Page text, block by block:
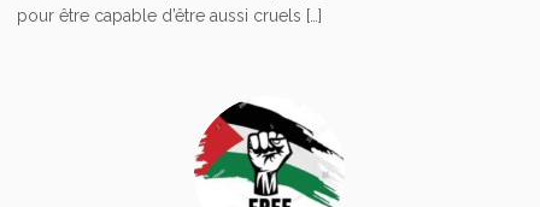
pour être capable d’être aussi cruels […]